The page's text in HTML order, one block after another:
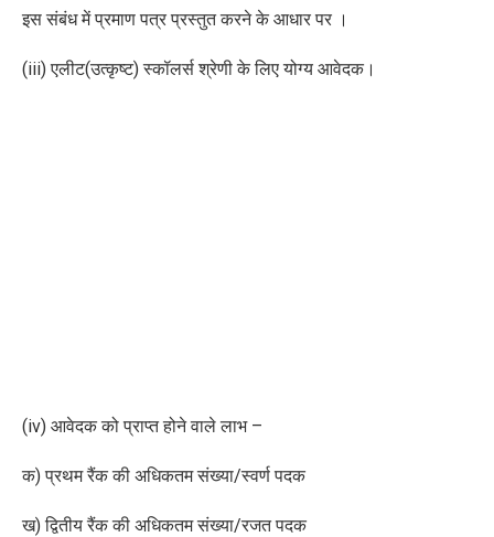
इस संबंध में प्रमाण पत्र प्रस्तुत करने के आधार पर ।
(iii) एलीट(उत्कृष्ट) स्कॉलर्स श्रेणी के लिए योग्य आवेदक।
(iv) आवेदक को प्राप्त होने वाले लाभ –
क) प्रथम रैंक की अधिकतम संख्या/स्वर्ण पदक
ख) द्वितीय रैंक की अधिकतम संख्या/रजत पदक